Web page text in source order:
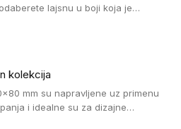
lajsnu u boji koja je
kolekcija
mm su napravljene uz primenu
i idealne su za dizajne